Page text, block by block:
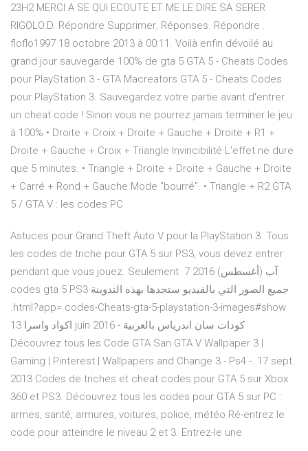
23H2 MERCI A SE QUI ECOUTE ET ME LE DIRE SA SERER
RIGOLO:D. Répondre Supprimer. Réponses. Répondre .
floflo1997 18 octobre 2013 à 00:11. Voilà enfin dévoilé au
grand jour sauvegarde 100% de gta 5 GTA 5 - Cheats Codes
pour PlayStation 3 - GTA Macreators GTA 5 - Cheats Codes
pour PlayStation 3. Sauvegardez votre partie avant d'entrer
un cheat code ! Sinon vous ne pourrez jamais terminer le jeu
à 100% • Droite + Croix + Droite + Gauche + Droite + R1 +
Droite + Gauche + Croix + Triangle Invincibilité L'effet ne dure
que 5 minutes. • Triangle + Droite + Droite + Gauche + Droite
+ Carré + Rond + Gauche Mode "bourré". • Triangle + R2 GTA
5 / GTA V : les codes PC
Astuces pour Grand Theft Auto V pour la PlayStation 3. Tous
les codes de triche pour GTA 5 sur PS3, vous devez entrer
pendant que vous jouez. Seulement 7 آب (أغسطس) 2016
codes gta 5 PS3 جميع الصور التي بالفيديو ستجدها بهذه التدوينة
.html?app= codes-Cheats-gta-5-playstation-3-images#show
اكواد واسرا 13 juin 2016 - كودات سان اندرياس بالعربية
Découvrez tous les Code GTA San GTA V Wallpaper 3 |
Gaming | Pinterest | Wallpapers and Change 3 - Ps4 -. 17 sept.
2013 Codes de triches et cheat codes pour GTA 5 sur Xbox
360 et PS3. Découvrez tous les codes pour GTA 5 sur PC :
armes, santé, armures, voitures, police, météo Ré-entrez le
code pour atteindre le niveau 2 et 3. Entrez-le une